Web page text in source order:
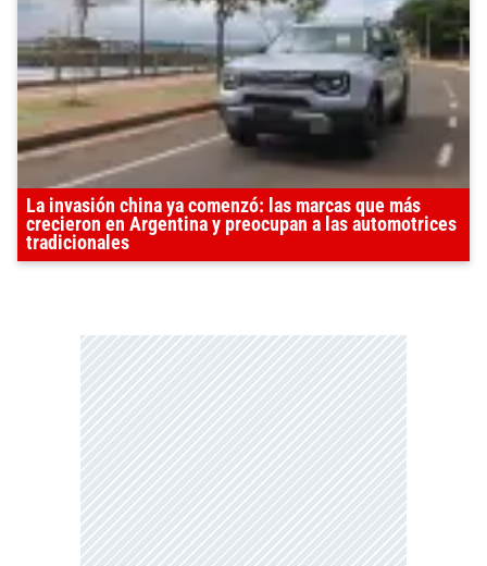
La invasión china ya comenzó: las marcas que más
crecieron en Argentina y preocupan a las automotrices
tradicionales